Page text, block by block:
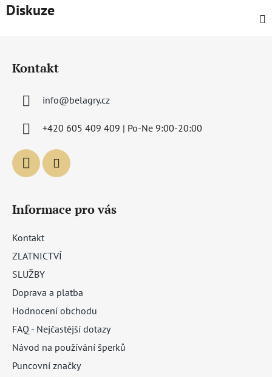
Diskuze
Kontakt
info@belagry.cz
+420 605 409 409 | Po-Ne 9:00-20:00
Informace pro vás
Kontakt
ZLATNICTVÍ
SLUŽBY
Doprava a platba
Hodnocení obchodu
FAQ - Nejčastější dotazy
Návod na používání šperků
Puncovní značky